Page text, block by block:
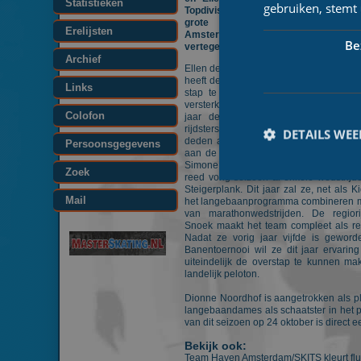
Statistieken
Erelijsten
Archief
Links
Colofon
Persoonsgegevens
Zoek
Mail
Topdivisieploeg, twee
grote regioploeg waardoor
Amsterdam/SKITS komend
vertegenwoordigd is in het
Ellen de Waard rijdt al een aantal
heeft de ambitie om het komende
stap te maken en voorin mee te
versterking van Esther Kiel en Esmee
jaar debuteren in het landelijke
rijdsters zijn dit jaar lid van RTC
deden afgelopen seizoen in de
aan de NK Senioren Allround en de
Simone Warmerdam, ook lid van RTC
reed vorig seizoen al enkele
Steigerplank. Dit jaar zal ze, net als
het langebaanprogramma combineren
van marathonwedstrijden. De
Snoek maakt het team compleet als
Nadat ze vorig jaar vijfde is
Banentoernooi wil ze dit jaar
uiteindelijk de overstap te kunnen
landelijk peloton.
Dionne Noordhof is aangetrokken als
langebaandames als schaatster in
van dit seizoen op 24 oktober is direct
Bekijk ook:
Team Haven Amsterdam/SKITS kleurt
gebruiken,
DETAILS
Prestatiecookies
niet worden gebruikt
_ga